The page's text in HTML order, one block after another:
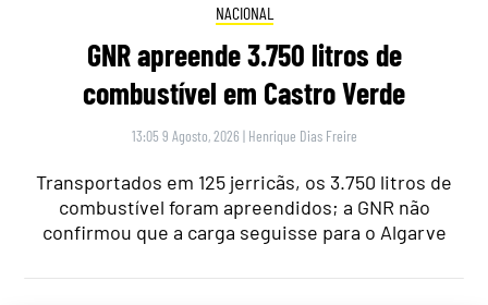
NACIONAL
GNR apreende 3.750 litros de
combustível em Castro Verde
13:05 9 Agosto, 2026 | Henrique Dias Freire
Transportados em 125 jerricãs, os 3.750 litros de
combustível foram apreendidos; a GNR não
confirmou que a carga seguisse para o Algarve